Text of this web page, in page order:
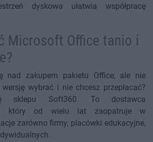
dyskowa ułatwia współpracę
Microsoft Office tanio i
nad zakupem pakietu Office, ale nie
wybrać i nie chcesz przepłacać?
sklepu Soft360. To dostawca
który od wielu lat zaopatruje w
zarówno firmy, placówki edukacyjne,